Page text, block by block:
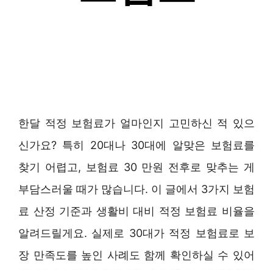
한달 적정 보험료가 얼마인지 고민하신 적 있으
신가요? 특히 20대나 30대에 알맞은 보험료를
찾기 어렵고, 보험료 30 만원 전후로 맞추는 게
부담스러울 때가 많습니다. 이 글에서 3가지 보험
료 산정 기준과 생활비 대비 적정 보험료 비율을
알려드릴게요. 실제로 30대가 적정 보험료로 보
장 만족도를 높인 사례도 함께 확인하실 수 있어